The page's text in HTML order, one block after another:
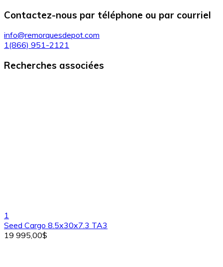
Contactez-nous par téléphone ou par courriel
info@remorquesdepot.com
1(866) 951-2121
Recherches associées
1
Seed Cargo 8.5x30x7.3 TA3
19 995,00$